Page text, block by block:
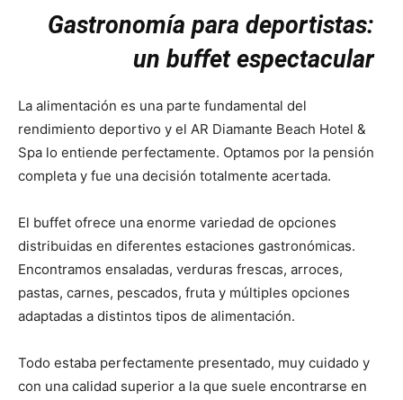
Gastronomía para deportistas:
un buffet espectacular
La alimentación es una parte fundamental del
rendimiento deportivo y el AR Diamante Beach Hotel &
Spa lo entiende perfectamente. Optamos por la pensión
completa y fue una decisión totalmente acertada.
El buffet ofrece una enorme variedad de opciones
distribuidas en diferentes estaciones gastronómicas.
Encontramos ensaladas, verduras frescas, arroces,
pastas, carnes, pescados, fruta y múltiples opciones
adaptadas a distintos tipos de alimentación.
Todo estaba perfectamente presentado, muy cuidado y
con una calidad superior a la que suele encontrarse en